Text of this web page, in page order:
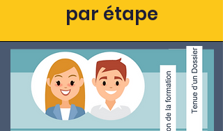
par étape